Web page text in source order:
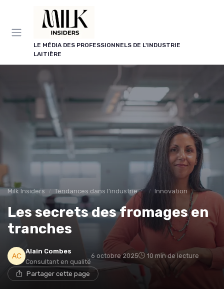
LE MÉDIA DES PROFESSIONNELS DE L'INDUSTRIE
LAITIÈRE
Milk Insiders Tendances dans l'industrie des produits laitiers Innovation
Les secrets des fromages en
tranches
Alain Combes
Consultant en qualité
6 octobre 2025 10 min de lecture
Partager cette page